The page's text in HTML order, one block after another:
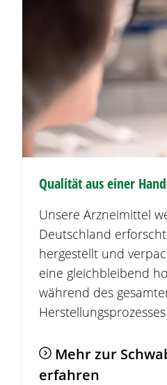
Qualität aus einer Hand
Unsere Arzneimittel
Deutschland
hergestellt und
eine gleichbleibend
während des
Mehr zur
erfahren